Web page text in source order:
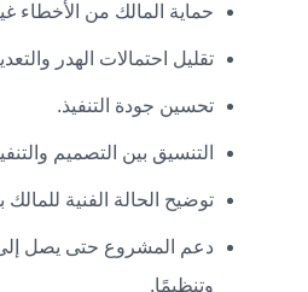
حماية المالك من الأخطاء
تقليل احتمالات الهدر
تحسين جودة التنفيذ.
التنسيق بين التصميم
توضيح الحالة الفنية
دعم المشروع حتى يصل إلى
وتنظيمًا.